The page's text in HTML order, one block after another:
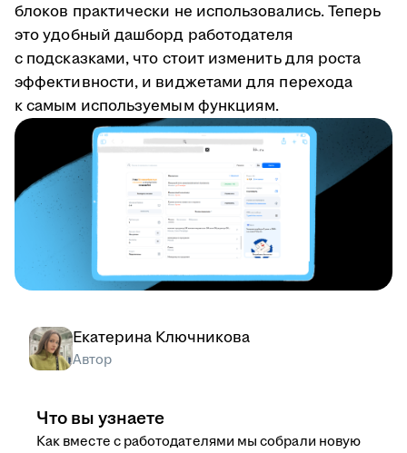
блоков практически не использовались. Теперь
это удобный дашборд работодателя
с подсказками, что стоит изменить для роста
эффективности, и виджетами для перехода
к самым используемым функциям.
Екатерина Ключникова
Автор
Что вы узнаете
Как вместе с работодателями мы собрали новую